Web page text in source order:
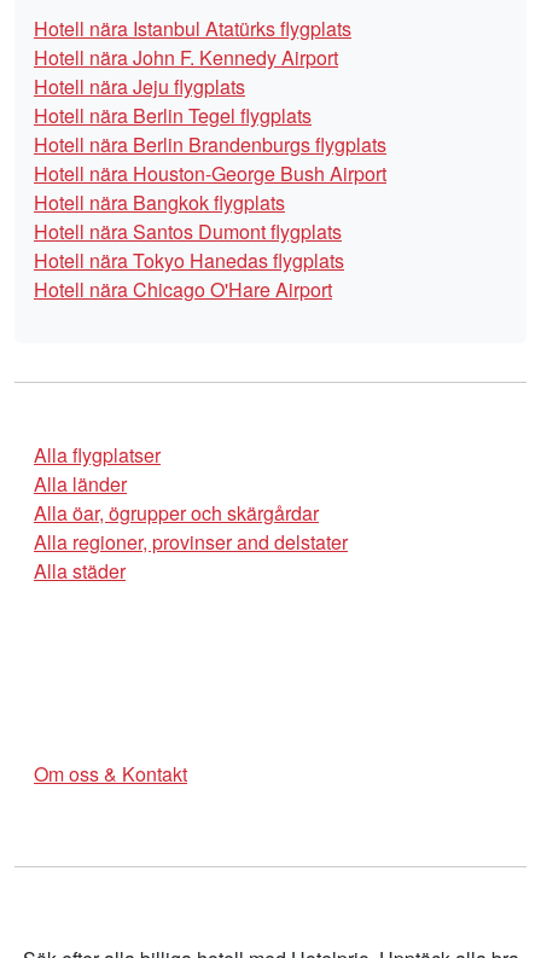
Hotell nära Istanbul Atatürks flygplats
Hotell nära John F. Kennedy Airport
Hotell nära Jeju flygplats
Hotell nära Berlin Tegel flygplats
Hotell nära Berlin Brandenburgs flygplats
Hotell nära Houston-George Bush Airport
Hotell nära Bangkok flygplats
Hotell nära Santos Dumont flygplats
Hotell nära Tokyo Hanedas flygplats
Hotell nära Chicago O'Hare Airport
Alla flygplatser
Alla länder
Alla öar, ögrupper och skärgårdar
Alla regioner, provinser and delstater
Alla städer
Om oss & Kontakt